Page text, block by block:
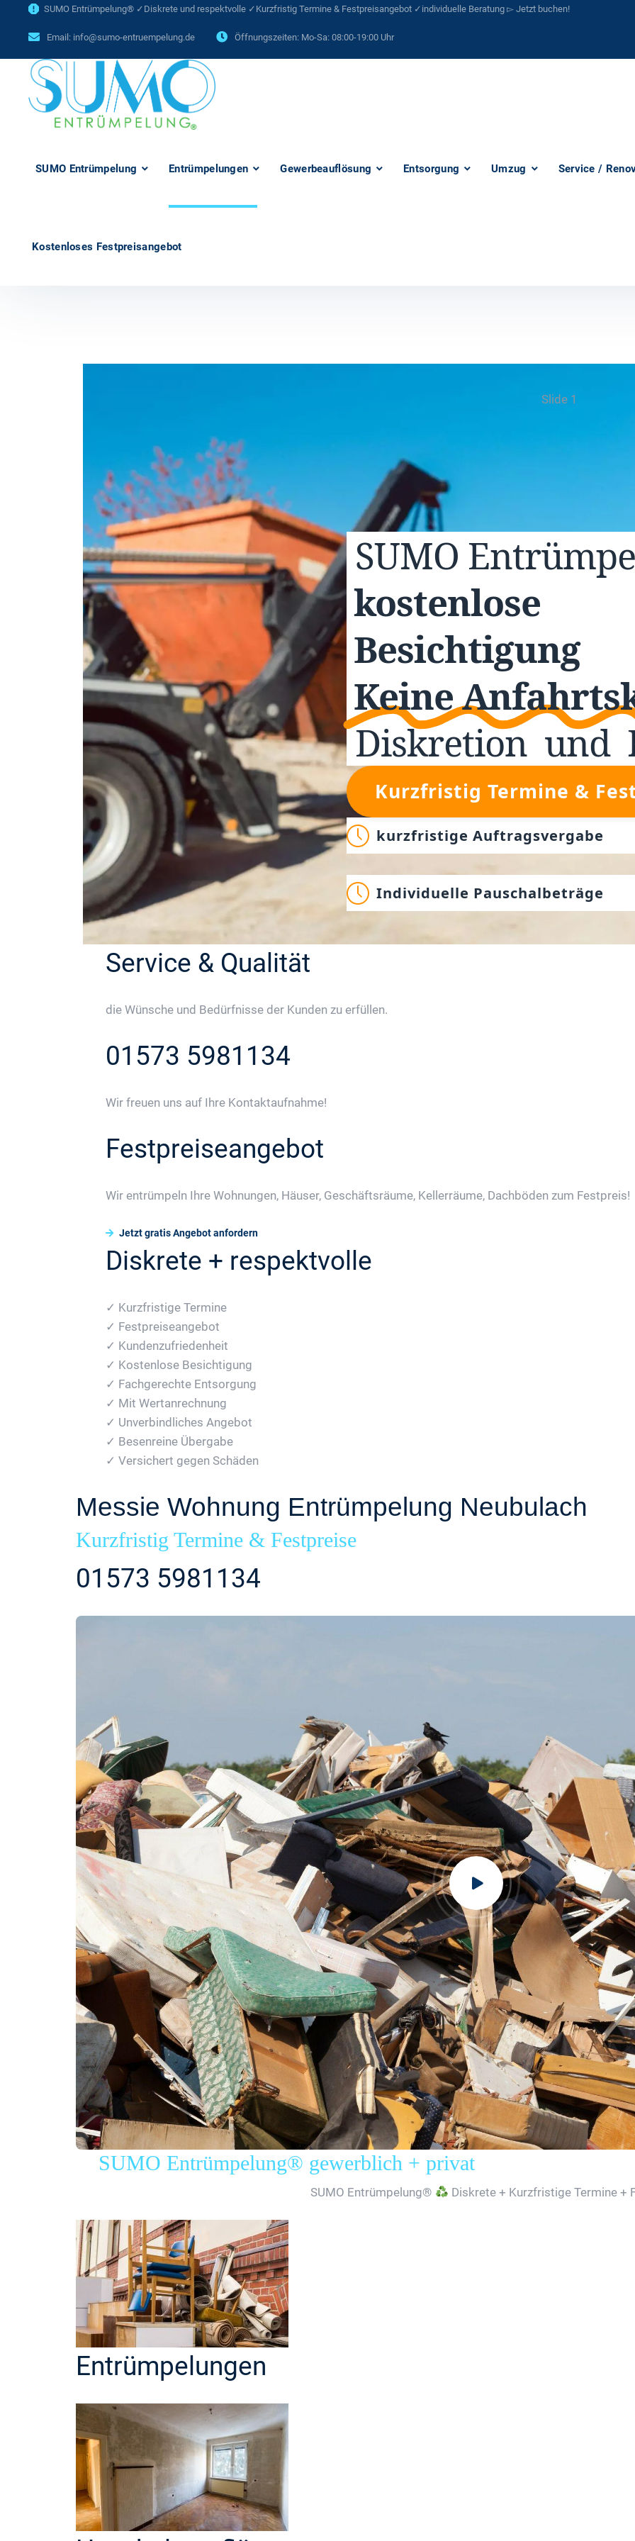
SUMO Entrümpelung® ✓Diskrete und respektvolle ✓Kurzfristig Termine & Festpreisangebot ✓individuelle Beratung ▻ Jetzt buchen!
Email: info@sumo-entruempelung.de Öffnungszeiten: Mo-Sa: 08:00-19:00 Uhr
SUMO Entrümpelung Entrümpelungen Gewerbeauflösung Entsorgung Umzug Service /
Kostenloses Festpreisangebot
Slide 1
SUMO
kostenlose
Besichtigung
Keine
Diskretion und
Kurzfristig Termine &
kurzfristige Auftragsvergabe
Individuelle Pauschalbeträge
Service & Qualität
die Wünsche und Bedürfnisse der Kunden zu erfüllen.
01573 5981134
Wir freuen uns auf Ihre Kontaktaufnahme!
Festpreiseangebot
Wir entrümpeln Ihre Wohnungen, Häuser, Geschäftsräume, Kellerräume, Dachböden zum Festpreis!
Jetzt gratis Angebot anfordern
Diskrete + respektvolle
✓ Kurzfristige Termine
✓ Festpreiseangebot
✓ Kundenzufriedenheit
✓ Kostenlose Besichtigung
✓ Fachgerechte Entsorgung
✓ Mit Wertanrechnung
✓ Unverbindliches Angebot
✓ Besenreine Übergabe
✓ Versichert gegen Schäden
Messie Wohnung Entrümpelung Neubulach
Kurzfristig Termine & Festpreise
01573 5981134
SUMO Entrümpelung® gewerblich + privat
SUMO Entrümpelung® Diskrete + Kurzfristige Termine +
Entrümpelungen